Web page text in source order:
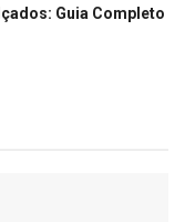
Guia Completo